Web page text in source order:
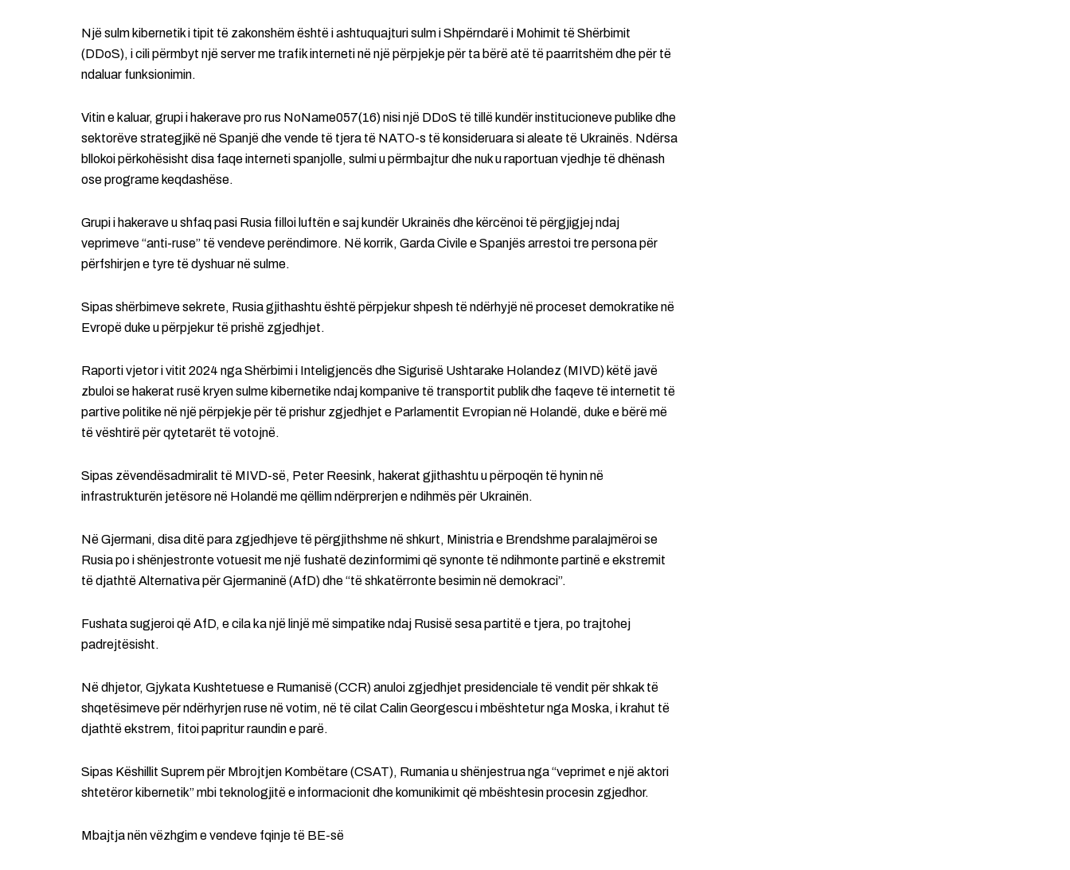
Një sulm kibernetik i tipit të zakonshëm është i ashtuquajturi sulm i Shpërndarë i Mohimit të Shërbimit
(DDoS), i cili përmbyt një server me trafik interneti në një përpjekje për ta bërë atë të paarritshëm dhe për të
ndaluar funksionimin.
Vitin e kaluar, grupi i hakerave pro rus NoName057(16) nisi një DDoS të tillë kundër institucioneve publike dhe
sektorëve strategjikë në Spanjë dhe vende të tjera të NATO-s të konsideruara si aleate të Ukrainës. Ndërsa
bllokoi përkohësisht disa faqe interneti spanjolle, sulmi u përmbajtur dhe nuk u raportuan vjedhje të dhënash
ose programe keqdashëse.
Grupi i hakerave u shfaq pasi Rusia filloi luftën e saj kundër Ukrainës dhe kërcënoi të përgjigjej ndaj
veprimeve “anti-ruse” të vendeve perëndimore. Në korrik, Garda Civile e Spanjës arrestoi tre persona për
përfshirjen e tyre të dyshuar në sulme.
Sipas shërbimeve sekrete, Rusia gjithashtu është përpjekur shpesh të ndërhyjë në proceset demokratike në
Evropë duke u përpjekur të prishë zgjedhjet.
Raporti vjetor i vitit 2024 nga Shërbimi i Inteligjencës dhe Sigurisë Ushtarake Holandez (MIVD) këtë javë
zbuloi se hakerat rusë kryen sulme kibernetike ndaj kompanive të transportit publik dhe faqeve të internetit të
partive politike në një përpjekje për të prishur zgjedhjet e Parlamentit Evropian në Holandë, duke e bërë më
të vështirë për qytetarët të votojnë.
Sipas zëvendësadmiralit të MIVD-së, Peter Reesink, hakerat gjithashtu u përpoqën të hynin në
infrastrukturën jetësore në Holandë me qëllim ndërprerjen e ndihmës për Ukrainën.
Në Gjermani, disa ditë para zgjedhjeve të përgjithshme në shkurt, Ministria e Brendshme paralajmëroi se
Rusia po i shënjestronte votuesit me një fushatë dezinformimi që synonte të ndihmonte partinë e ekstremit
të djathtë Alternativa për Gjermaninë (AfD) dhe “të shkatërronte besimin në demokraci”.
Fushata sugjeroi që AfD, e cila ka një linjë më simpatike ndaj Rusisë sesa partitë e tjera, po trajtohej
padrejtësisht.
Në dhjetor, Gjykata Kushtetuese e Rumanisë (CCR) anuloi zgjedhjet presidenciale të vendit për shkak të
shqetësimeve për ndërhyrjen ruse në votim, në të cilat Calin Georgescu i mbështetur nga Moska, i krahut të
djathtë ekstrem, fitoi papritur raundin e parë.
Sipas Këshillit Suprem për Mbrojtjen Kombëtare (CSAT), Rumania u shënjestrua nga “veprimet e një aktori
shtetëror kibernetik” mbi teknologjitë e informacionit dhe komunikimit që mbështesin procesin zgjedhor.
Mbajtja nën vëzhgim e vendeve fqinje të BE-së